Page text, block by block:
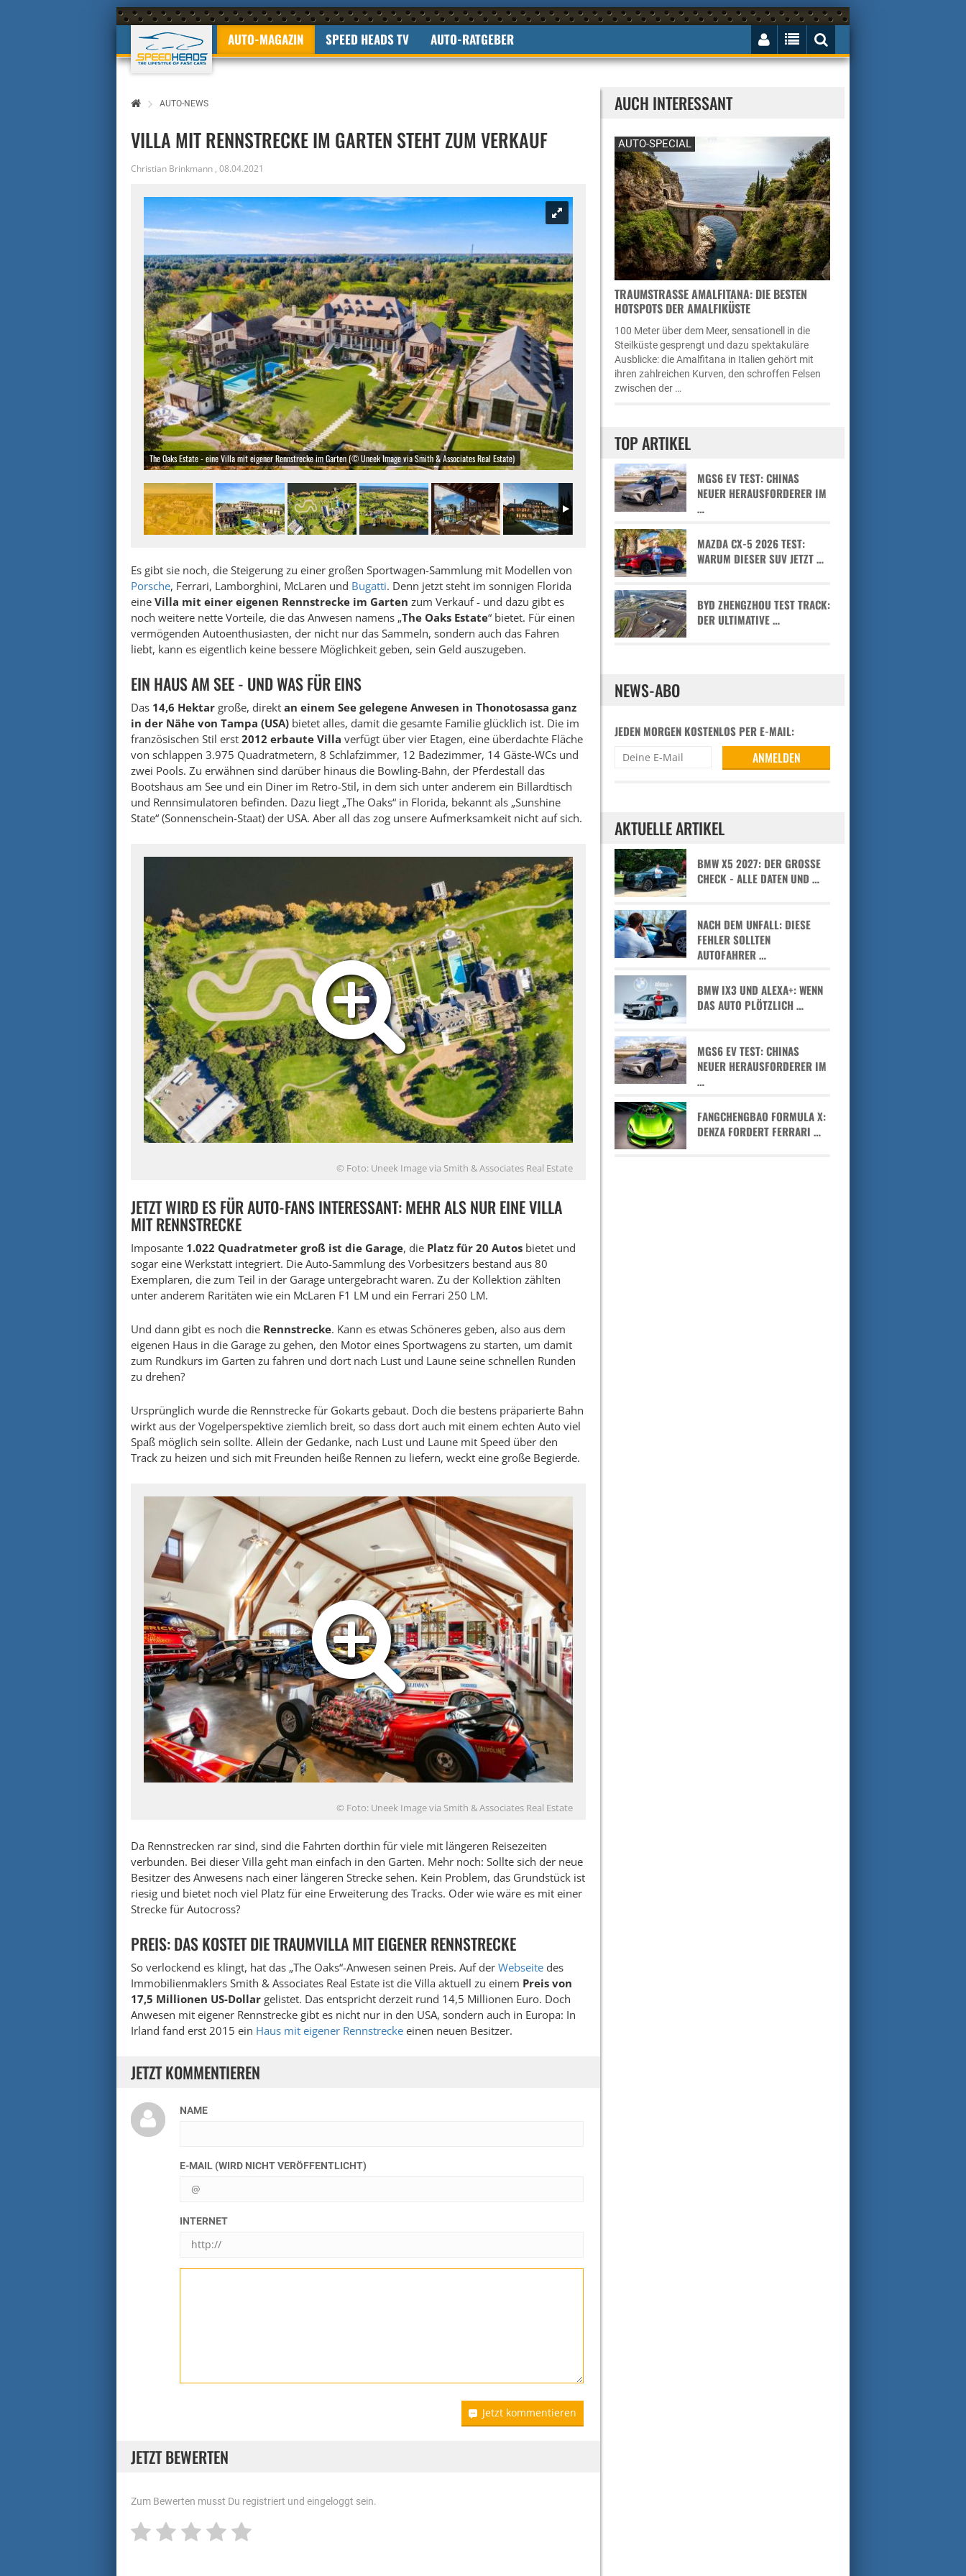
AUTO-MAGAZIN SPEED HEADS TV AUTO-RATGEBER
AUTO-NEWS
VILLA MIT RENNSTRECKE IM GARTEN STEHT ZUM VERKAUF
Christian Brinkmann , 08.04.2021
The Oaks Estate - eine Villa mit eigener Rennstrecke im Garten (© Uneek Image via Smith & Associates Real Estate)
Es gibt sie noch, die Steigerung zu einer großen Sportwagen-Sammlung mit Modellen von
Porsche, Ferrari, Lamborghini, McLaren und Bugatti. Denn jetzt steht im sonnigen Florida
eine Villa mit einer eigenen Rennstrecke im Garten zum Verkauf - und dazu gibt es
noch weitere nette Vorteile, die das Anwesen namens „The Oaks Estate“ bietet. Für einen
vermögenden Autoenthusiasten, der nicht nur das Sammeln, sondern auch das Fahren
liebt, kann es eigentlich keine bessere Möglichkeit geben, sein Geld auszugeben.
EIN HAUS AM SEE - UND WAS FÜR EINS
Das 14,6 Hektar große, direkt an einem See gelegene Anwesen in Thonotosassa ganz
in der Nähe von Tampa (USA) bietet alles, damit die gesamte Familie glücklich ist. Die im
französischen Stil erst 2012 erbaute Villa verfügt über vier Etagen, eine überdachte Fläche
von schlappen 3.975 Quadratmetern, 8 Schlafzimmer, 12 Badezimmer, 14 Gäste-WCs und
zwei Pools. Zu erwähnen sind darüber hinaus die Bowling-Bahn, der Pferdestall das
Bootshaus am See und ein Diner im Retro-Stil, in dem sich unter anderem ein Billardtisch
und Rennsimulatoren befinden. Dazu liegt „The Oaks“ in Florida, bekannt als „Sunshine
State“ (Sonnenschein-Staat) der USA. Aber all das zog unsere Aufmerksamkeit nicht auf sich.
© Foto: Uneek Image via Smith & Associates Real Estate
JETZT WIRD ES FÜR AUTO-FANS INTERESSANT: MEHR ALS NUR EINE VILLA
MIT RENNSTRECKE
Imposante 1.022 Quadratmeter groß ist die Garage, die Platz für 20 Autos bietet und
sogar eine Werkstatt integriert. Die Auto-Sammlung des Vorbesitzers bestand aus 80
Exemplaren, die zum Teil in der Garage untergebracht waren. Zu der Kollektion zählten
unter anderem Raritäten wie ein McLaren F1 LM und ein Ferrari 250 LM.
Und dann gibt es noch die Rennstrecke. Kann es etwas Schöneres geben, also aus dem
eigenen Haus in die Garage zu gehen, den Motor eines Sportwagens zu starten, um damit
zum Rundkurs im Garten zu fahren und dort nach Lust und Laune seine schnellen Runden
zu drehen?
Ursprünglich wurde die Rennstrecke für Gokarts gebaut. Doch die bestens präparierte Bahn
wirkt aus der Vogelperspektive ziemlich breit, so dass dort auch mit einem echten Auto viel
Spaß möglich sein sollte. Allein der Gedanke, nach Lust und Laune mit Speed über den
Track zu heizen und sich mit Freunden heiße Rennen zu liefern, weckt eine große Begierde.
© Foto: Uneek Image via Smith & Associates Real Estate
Da Rennstrecken rar sind, sind die Fahrten dorthin für viele mit längeren Reisezeiten
verbunden. Bei dieser Villa geht man einfach in den Garten. Mehr noch: Sollte sich der neue
Besitzer des Anwesens nach einer längeren Strecke sehen. Kein Problem, das Grundstück ist
riesig und bietet noch viel Platz für eine Erweiterung des Tracks. Oder wie wäre es mit einer
Strecke für Autocross?
PREIS: DAS KOSTET DIE TRAUMVILLA MIT EIGENER RENNSTRECKE
So verlockend es klingt, hat das „The Oaks“-Anwesen seinen Preis. Auf der Webseite des
Immobilienmaklers Smith & Associates Real Estate ist die Villa aktuell zu einem Preis von
17,5 Millionen US-Dollar gelistet. Das entspricht derzeit rund 14,5 Millionen Euro. Doch
Anwesen mit eigener Rennstrecke gibt es nicht nur in den USA, sondern auch in Europa: In
Irland fand erst 2015 ein Haus mit eigener Rennstrecke einen neuen Besitzer.
JETZT KOMMENTIEREN
NAME
E-MAIL (WIRD NICHT VERÖFFENTLICHT)
INTERNET
Jetzt kommentieren
JETZT BEWERTEN
Zum Bewerten musst Du registriert und eingeloggt sein.
AUCH INTERESSANT
AUTO-SPECIAL
TRAUMSTRASSE AMALFITANA: DIE BESTEN H
OTSPOTS DER AMALFIKÜSTE
100 Meter über dem Meer, sensationell in die
Steilküste gesprengt und dazu spektakuläre
Ausblicke: die Amalfitana in Italien gehört mit
ihren zahlreichen Kurven, den schroffen Felsen
zwischen der …
TOP ARTIKEL
MGS6 EV TEST: CHINAS
NEUER HERAUSFORDERER IM
…
MAZDA CX-5 2026 TEST:
WARUM DIESER SUV JETZT …
BYD ZHENGZHOU TEST TRACK:
DER ULTIMATIVE …
NEWS-ABO
JEDEN MORGEN KOSTENLOS PER E-MAIL:
AKTUELLE ARTIKEL
BMW X5 2027: DER GROSSE C
HECK - ALLE DATEN UND …
NACH DEM UNFALL: DIESE
FEHLER SOLLTEN
AUTOFAHRER …
BMW IX3 UND ALEXA+: WENN
DAS AUTO PLÖTZLICH …
MGS6 EV TEST: CHINAS
NEUER HERAUSFORDERER IM
…
FANGCHENGBAO FORMULA X:
DENZA FORDERT FERRARI …